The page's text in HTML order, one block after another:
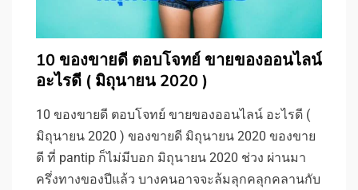
10 ของขายดี ตอบโจทย์ ขายของออนไลน์
อะไรดี ( มิถุนายน 2020 )
10 ของขายดี ตอบโจทย์ ขายของออนไลน์ อะไรดี (
มิถุนายน 2020 ) ของขายดี มิถุนายน 2020 ของขาย
ดี ที่ pantip ก็ไม่มีบอก มิถุนายน 2020 ช่วง ผ่านมา
ครึ่งทางของปีแล้ว บางคนอาจจะล้มลุกคลุกคลานกับ